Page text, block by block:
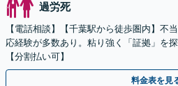
過労死
【電話相談】【千葉駅から徒歩圏内】不
応経験が多数あり。粘り強く「証拠」を
【分割払い可】
料金表を見